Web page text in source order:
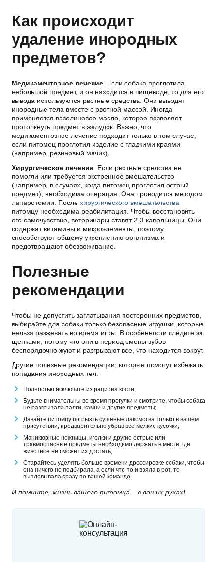
Как происходит
удаление инородных
предметов?
Медикаментозное лечение . Если собака проглотила
небольшой предмет, и он находится в пищеводе, то для его
вывода используются рвотные средства. Они выводят
инородные тела вместе с рвотной массой. Иногда
применяется вазелиновое масло, которое позволяет
протолкнуть предмет в желудок. Важно, что
медикаментозное лечение подходит только в том случае,
если питомец проглотил изделие с гладкими краями
(например, резиновый мячик).
Хирургическое лечение . Если рвотные средства не
помогли или требуется экстренное вмешательство
(например, в случаях, когда питомец проглотил острый
предмет), необходима операция. Она проводится методом
лапаротомии. После хирургического вмешательства
питомцу необходима реабилитация. Чтобы восстановить
его самочувствие, ветеринары ставят 2-3 капельницы. Они
содержат витамины и микроэлементы, поэтому
способствуют общему укреплению организма и
предотвращают обезвоживание.
Полезные
рекомендации
Чтобы не допустить заглатывания посторонних предметов,
выбирайте для собаки только безопасные игрушки, которые
нельзя разжевать во время игры. В особенности следите за
щенками, потому что они в период смены зубов
беспорядочно жуют и разгрызают все, что находится вокруг.
Другие полезные рекомендации, которые помогут избежать
попадания инородных тел:
Полностью исключите из рациона кости;
Будьте внимательны во время прогулки и смотрите, чтобы собака
не разгрызала палки, камни и другие предметы;
Давайте питомцу погрызть сушеные лакомства только в вашем
присутствии, предварительно убрав все мелкие кусочки;
Маникюрные ножницы, иголки и другие острые или
травмоопасные предметы необходимо держать в месте, где
животное не сможет их достать;
Старайтесь уделять больше времени дрессировке собаки, чтобы
она ничего не подбирала, а если что-то и взяла в рот, то
выплевывала сразу по вашей команде.
И помните, жизнь вашего питомца – в ваших руках!